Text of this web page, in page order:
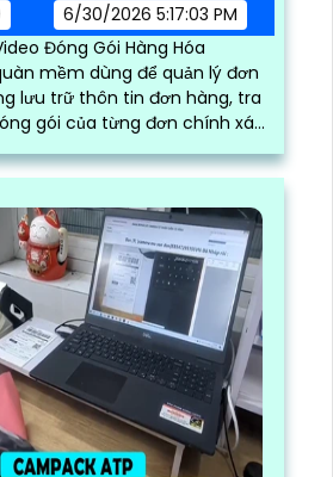
6/30/2026 5:17:03 PM
Đóng Gói Hàng Hóa
mềm dùng để quản lý đơn
lưu trữ thôn tin đơn hàng, tra
gói của từng đơn chính xác